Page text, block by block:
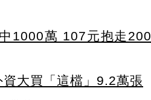
1000萬 107元抱走200
大買「這檔」9.2萬張